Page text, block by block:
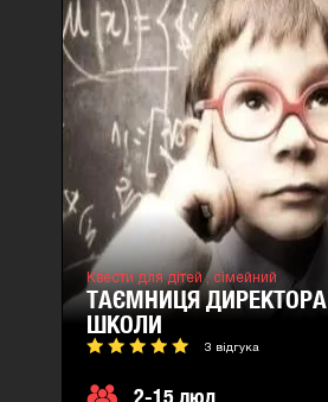
Квести для дітей , сімейний
ТАЄМНИЦЯ ДИРЕКТОРА
ШКОЛИ
3 відгука
2-15 люд